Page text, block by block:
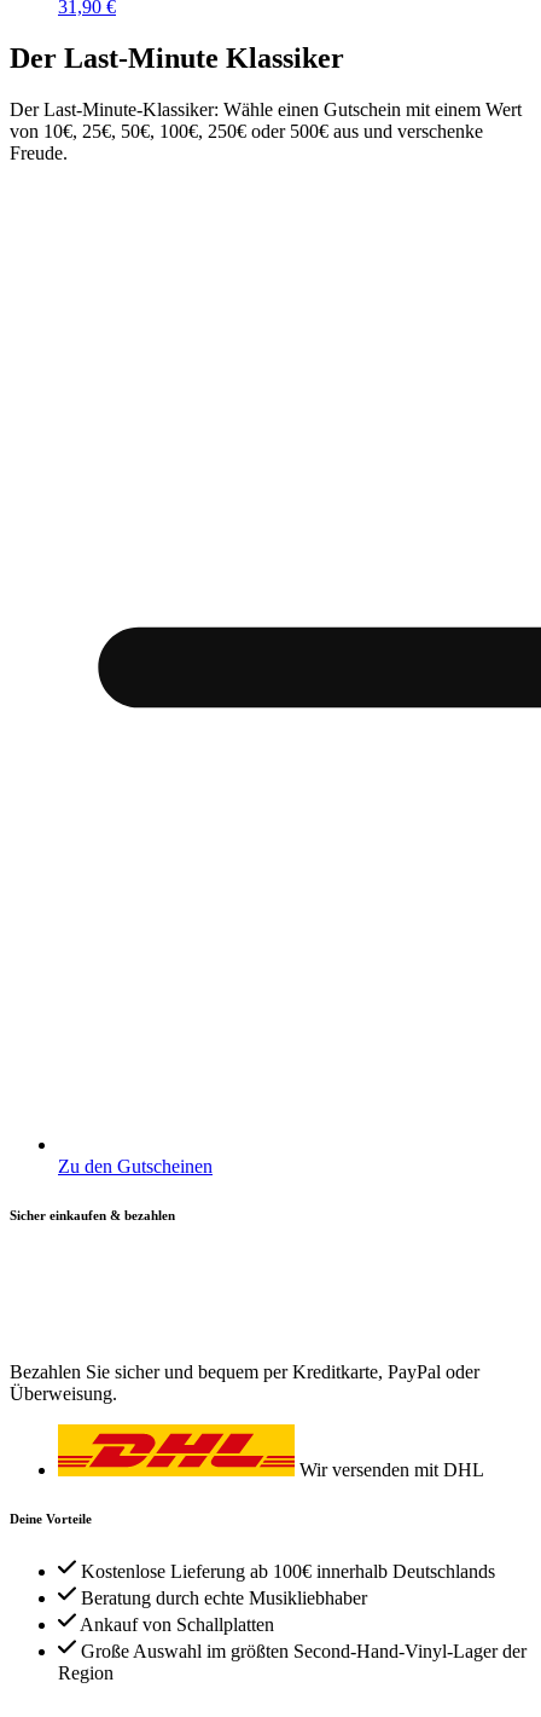
31,90 €
Der Last-Minute Klassiker
Der Last-Minute-Klassiker: Wähle einen Gutschein mit einem Wert
von 10€, 25€, 50€, 100€, 250€ oder 500€ aus und verschenke
Freude.
Zu den Gutscheinen
Sicher einkaufen & bezahlen
Bezahlen Sie sicher und bequem per Kreditkarte, PayPal oder
Überweisung.
Wir versenden mit DHL
Deine Vorteile
Kostenlose Lieferung ab 100€ innerhalb Deutschlands
Beratung durch echte Musikliebhaber
Ankauf von Schallplatten
Große Auswahl im größten Second-Hand-Vinyl-Lager der
Region